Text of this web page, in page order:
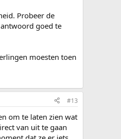
Probeer de
goed te
moesten toen
#13
om te laten zien wat
van uit te gaan